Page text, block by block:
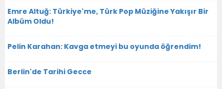
Emre Altuğ: Türkiye'me, Türk Pop Müziğine Yakışır Bir
Albüm Oldu!
Pelin Karahan: Kavga etmeyi bu oyunda öğrendim!
Berlin'de Tarihi Gecce